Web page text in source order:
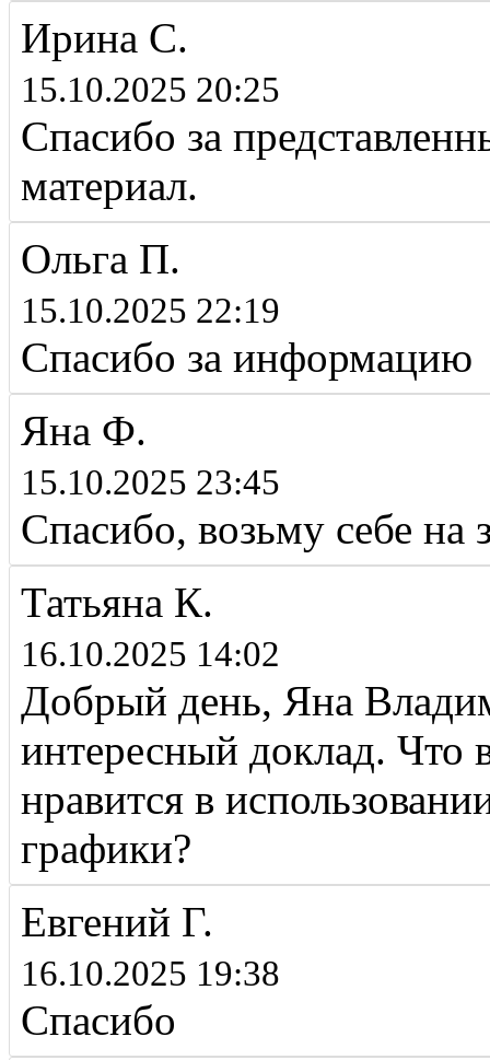
Ирина С.
15.10.2025 20:25
Спасибо за
материал.
Ольга П.
15.10.2025 22:19
Спасибо за информацию
Яна Ф.
15.10.2025 23:45
Спасибо, возьму себе на
Татьяна К.
16.10.2025 14:02
Добрый день, Яна
интересный доклад. Что
нравится в
графики?
Евгений Г.
16.10.2025 19:38
Спасибо